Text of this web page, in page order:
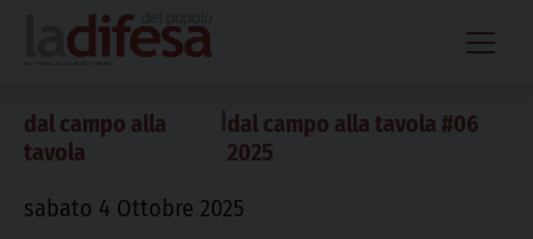
content
dal campo alla
tavola
dal campo alla tavola #06
2025
sabato 4 Ottobre 2025